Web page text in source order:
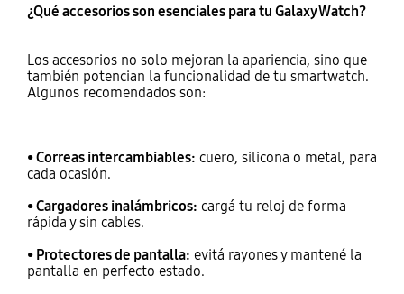
¿Qué accesorios son esenciales para tu Galaxy Watch?
Los accesorios no solo mejoran la apariencia, sino que
también potencian la funcionalidad de tu smartwatch.
Algunos recomendados son:
• Correas intercambiables: cuero, silicona o metal, para
cada ocasión.
• Cargadores inalámbricos: cargá tu reloj de forma
rápida y sin cables.
• Protectores de pantalla: evitá rayones y mantené la
pantalla en perfecto estado.